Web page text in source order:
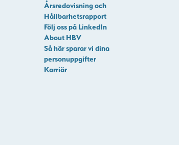
Årsredovisning och
Hållbarhetsrapport
Följ oss på LinkedIn
About HBV
Så här sparar vi dina
personuppgifter
Karriär